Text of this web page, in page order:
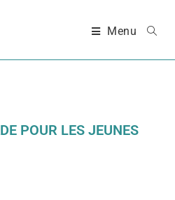
Menu
POUR LES JEUNES